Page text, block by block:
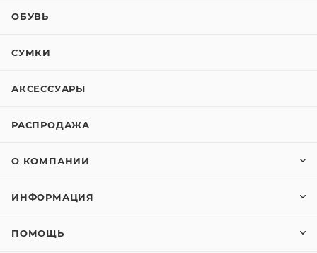
ОБУВЬ
СУМКИ
АКСЕССУАРЫ
РАСПРОДАЖА
О КОМПАНИИ
ИНФОРМАЦИЯ
ПОМОЩЬ